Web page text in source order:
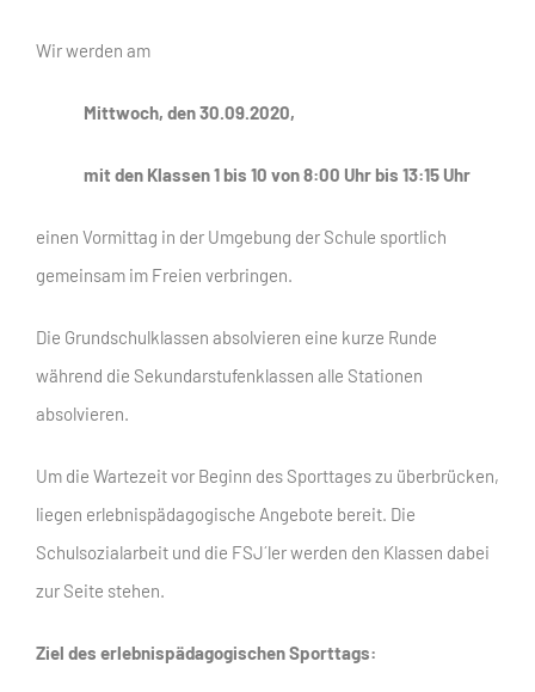
Wir werden am
Mittwoch, den 30.09.2020,
mit den Klassen 1 bis 10 von 8:00 Uhr bis 13:15 Uhr
einen Vormittag in der Umgebung der Schule sportlich
gemeinsam im Freien verbringen.
Die Grundschulklassen absolvieren eine kurze Runde
während die Sekundarstufenklassen alle Stationen
absolvieren.
Um die Wartezeit vor Beginn des Sporttages zu überbrücken,
liegen erlebnispädagogische Angebote bereit. Die
Schulsozialarbeit und die FSJ´ler werden den Klassen dabei
zur Seite stehen.
Ziel des erlebnispädagogischen Sporttags: